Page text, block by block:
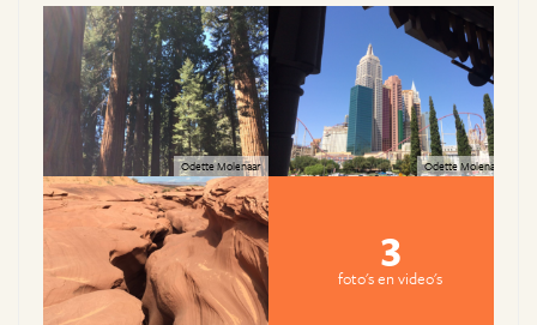
Odette Molenaar Odette Molenaar
3
foto's en video's